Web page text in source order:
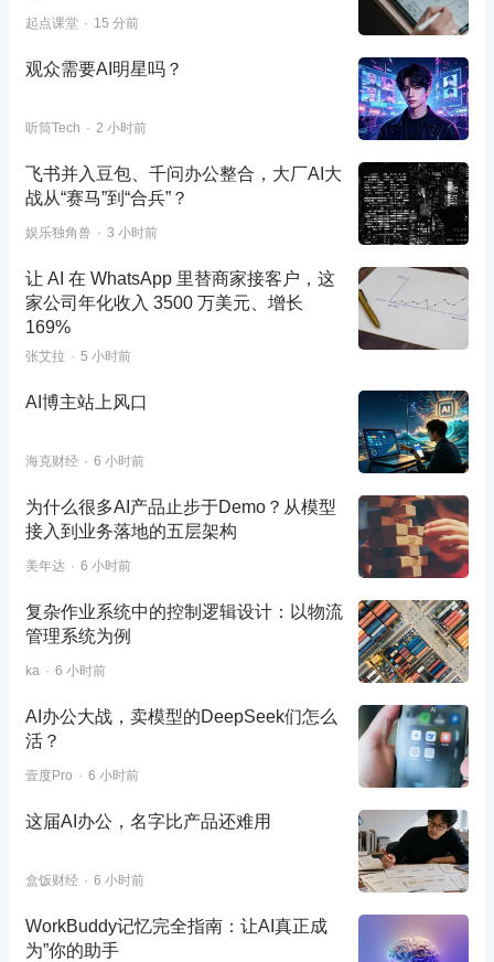
起点课堂 15 分前
观众需要AI明星吗？
听筒Tech 2 小时前
飞书并入豆包、千问办公整合，大厂AI大
战从“赛马”到“合兵”？
娱乐独角兽 3 小时前
让 AI 在 WhatsApp 里替商家接客户，这
家公司年化收入 3500 万美元、增长
169%
张艾拉 5 小时前
AI博主站上风口
海克财经 6 小时前
为什么很多AI产品止步于Demo？从模型
接入到业务落地的五层架构
美年达 6 小时前
复杂作业系统中的控制逻辑设计：以物流
管理系统为例
ka 6 小时前
AI办公大战，卖模型的DeepSeek们怎么
活？
壹度Pro 6 小时前
这届AI办公，名字比产品还难用
盒饭财经 6 小时前
WorkBuddy记忆完全指南：让AI真正成
为”你的助手